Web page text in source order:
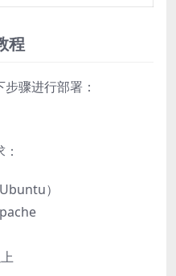
程
骤进行部署：
）